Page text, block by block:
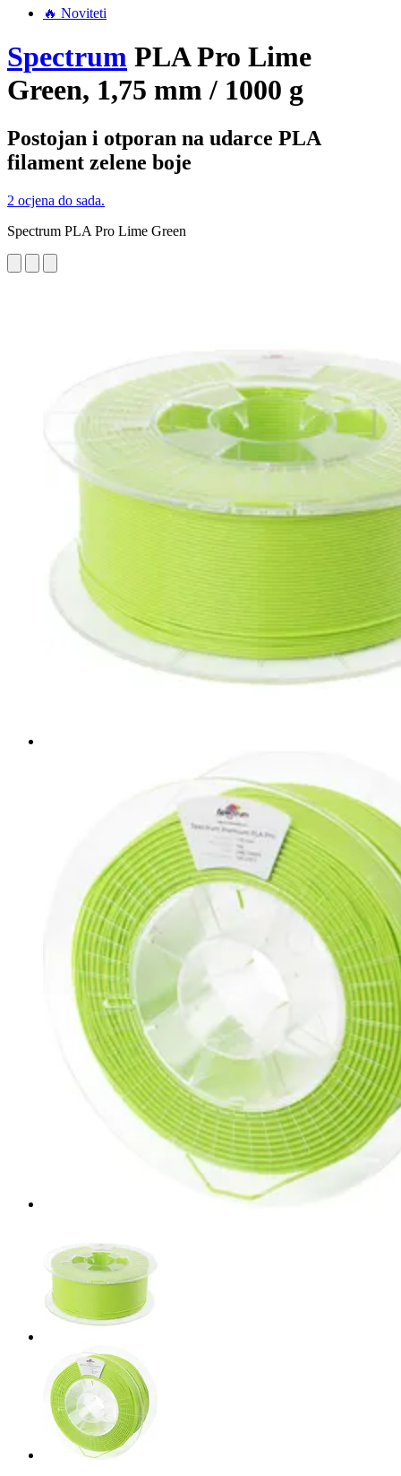
🔥 Noviteti
Spectrum PLA Pro Lime
Green, 1,75 mm / 1000 g
Postojan i otporan na udarce PLA
filament zelene boje
2 ocjena do sada.
Spectrum PLA Pro Lime Green